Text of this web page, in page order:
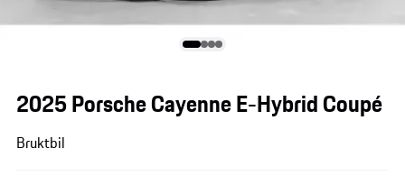
2025 Porsche Cayenne E-Hybrid Coupé
Bruktbil